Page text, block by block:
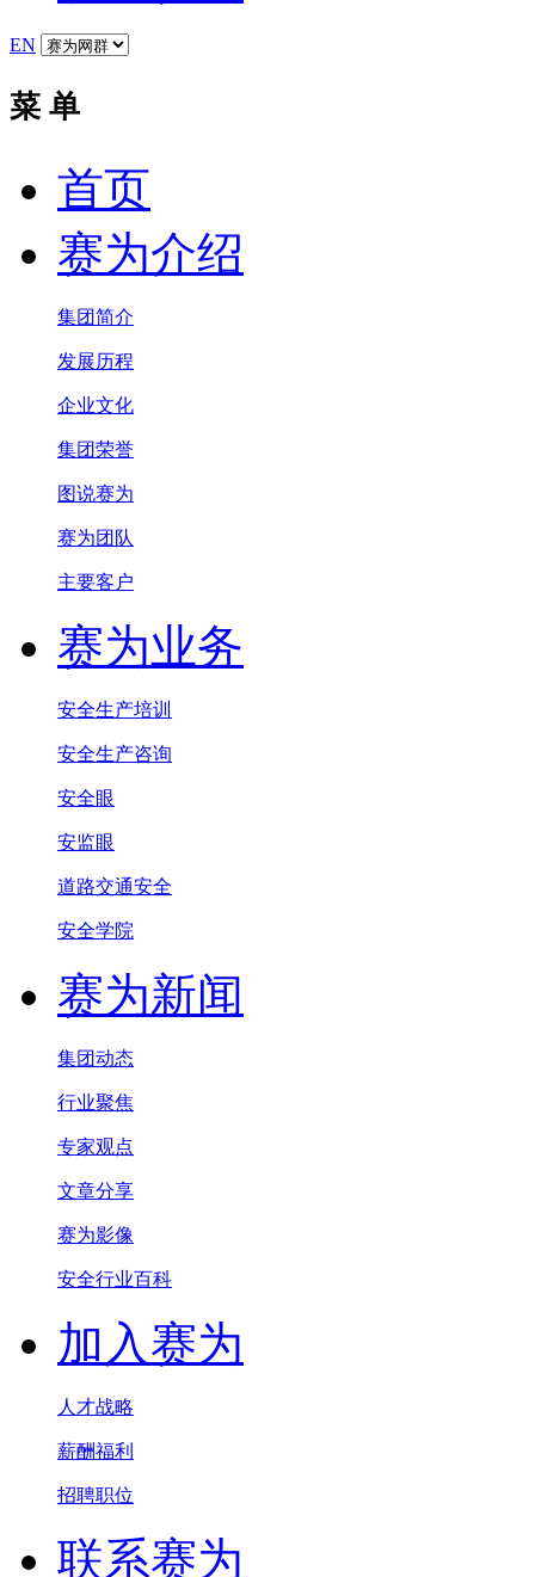
EN
菜 单
首页
赛为介绍
集团简介
发展历程
企业文化
集团荣誉
图说赛为
赛为团队
主要客户
赛为业务
安全生产培训
安全生产咨询
安全眼
安监眼
道路交通安全
安全学院
赛为新闻
集团动态
行业聚焦
专家观点
文章分享
赛为影像
安全行业百科
加入赛为
人才战略
薪酬福利
招聘职位
联系赛为